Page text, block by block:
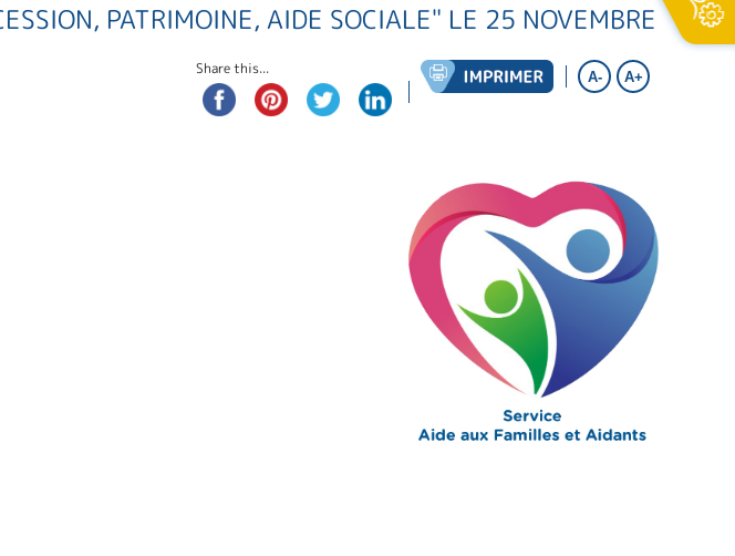
PATRIMOINE, AIDE SOCIALE" LE 25 NOVEMBRE
Share this... A- A+